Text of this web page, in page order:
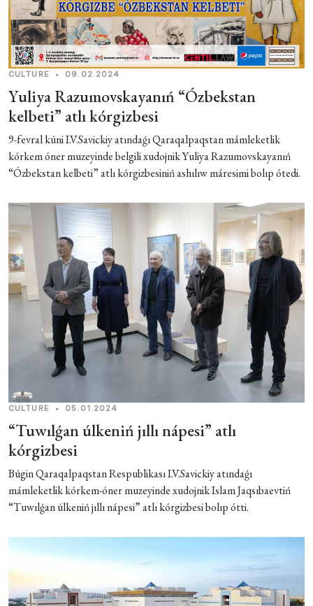
CULTURE • 09.02.2024
Yuliya Razumovskayanıń “Ózbekstan
kelbeti” atlı kórgizbesi
9-fevral kúni I.V.Savickiy atındaǵı Qaraqalpaqstan mámleketlik
kórkem óner muzeyinde belgili xudojnik Yuliya Razumovskayanıń
“Ózbekstan kelbeti” atlı kórgizbesiniń ashılıw máresimi bolıp ótedi.
CULTURE • 05.01.2024
“Tuwılǵan úlkeniń jıllı nápesi” atlı
kórgizbesi
Búgin Qaraqalpaqstan Respublikası I.V.Savickiy atındaǵı
mámleketlik kórkem-óner muzeyinde xudojnik Islam Jaqsıbaevtiń
“Tuwılǵan úlkeniń jıllı nápesi” atlı kórgizbesi bolıp ótti.